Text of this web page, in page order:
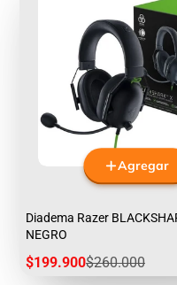
Agregar
Diadema Razer
NEGRO
Precio
$199.900Precio
regular
$260.000